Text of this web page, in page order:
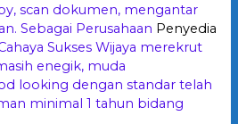
scan dokumen, mengantar
Sebagai Perusahaan Penyedia
Sukses Wijaya merekrut
enegik, muda
looking dengan standar telah
minimal 1 tahun bidang